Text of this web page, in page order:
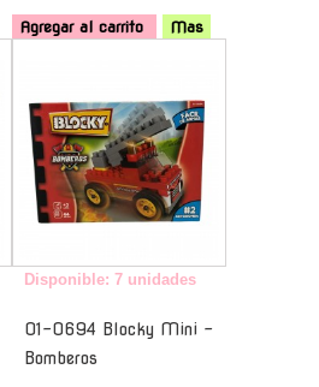
Agregar al carrito
Mas
Disponible: 7 unidades
01-0694 Blocky Mini -
Bomberos